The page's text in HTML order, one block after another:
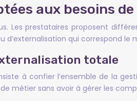
aux besoins
Les prestataires proposent
d’externalisation qui correspond
totale
à confier l’ensemble de la
métier sans avoir à gérer les